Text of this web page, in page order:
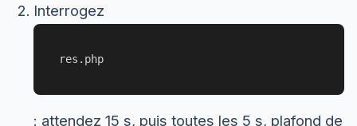
Interrogez
res.php
: attendez 15 s, puis toutes les 5 s, plafond de